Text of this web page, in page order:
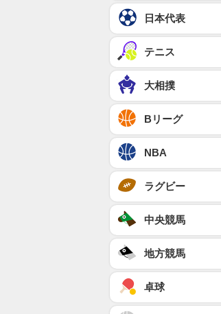
日本代表
テニス
大相撲
Bリーグ
NBA
ラグビー
中央競馬
地方競馬
卓球